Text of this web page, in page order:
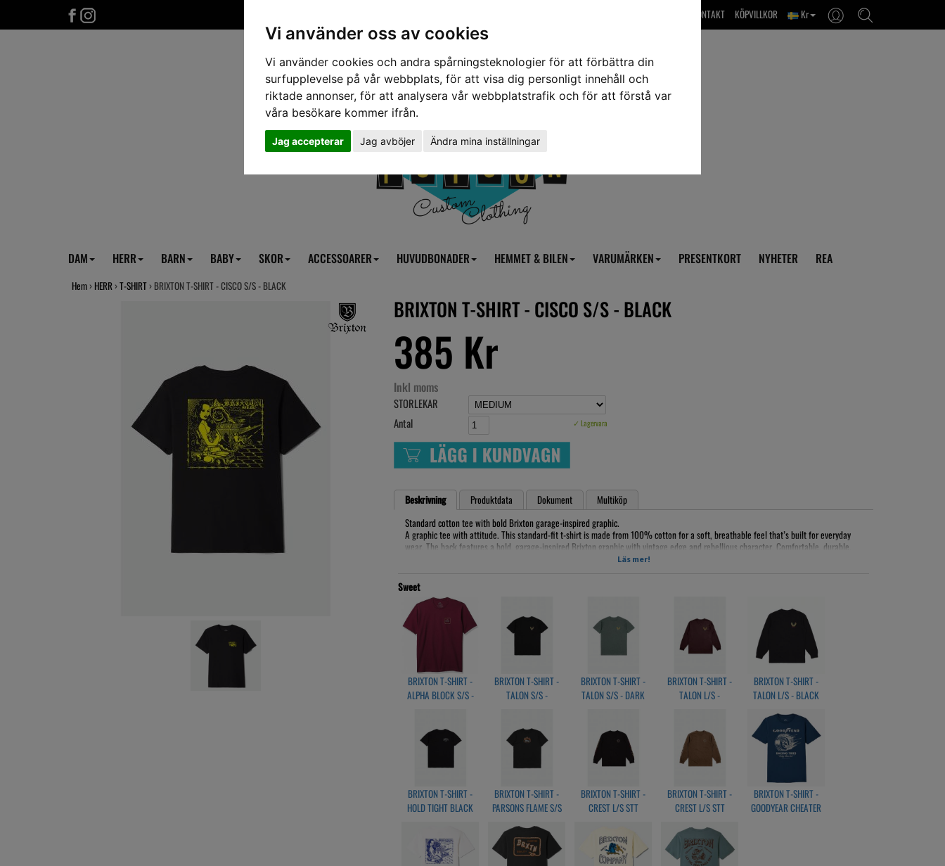
Vi använder oss av cookies
Vi använder cookies och andra spårningsteknologier för att förbättra din
surfupplevelse på vår webbplats, för att visa dig personligt innehåll och
riktade annonser, för att analysera vår webbplatstrafik och för att förstå var
våra besökare kommer ifrån.
Jag accepterar Jag avböjer Ändra mina inställningar
Kr
KÖPVILLKOR
OM OSS & KONTAKT
DAM HERR BARN BABY SKOR ACCESSOARER HUVUDBONADER HEMMET & BILEN VARUMÄRKEN PRESENTKORT NYHETER REA
Hem › HERR ›T-SHIRT › BRIXTON T-SHIRT - CISCO S/S - BLACK
BRIXTON T-SHIRT - CISCO S/S - BLACK
385 Kr
Inkl moms
STORLEKAR
Antal
✓ Lagervara
Beskrivning Produktdata Dokument
Multiköp
Standard cotton tee with bold Brixton garage-inspired graphic.
A graphic tee with attitude. This standard-fit t-shirt is made from 100% cotton for a soft, breathable feel that’s built for everyday
wear. The back features a bold, garage-inspired Brixton graphic with vintage edge and rebellious character. Comfortable, durable,
and easy to style, it’s the kind of tee that stands out on its own or layers effortlessly with your favorite jacket.
Läs mer!
Sweet
BRIXTON T-SHIRT -
ALPHA BLOCK S/S -
BRIXTON T-SHIRT -
TALON S/S -
BRIXTON T-SHIRT -
TALON S/S - DARK
BRIXTON T-SHIRT -
TALON L/S -
BRIXTON T-SHIRT -
TALON L/S - BLACK
BRIXTON T-SHIRT -
HOLD TIGHT BLACK
BRIXTON T-SHIRT -
PARSONS FLAME S/S
BLACK/WHITE/ORANGE
BRIXTON T-SHIRT -
CREST L/S STT
RED/BRIGHT GOLD
BRIXTON T-SHIRT -
CREST L/S STT
BRIXTON T-SHIRT -
GOODYEAR CHEATER